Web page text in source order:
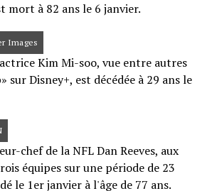
mort à 82 ans le 6 janvier.
Images
Kim Mi-soo, vue entre autres
sur Disney+, est décédée à 29 ans le
chef de la NFL Dan Reeves, aux
équipes sur une période de 23
le 1er janvier à l'âge de 77 ans.